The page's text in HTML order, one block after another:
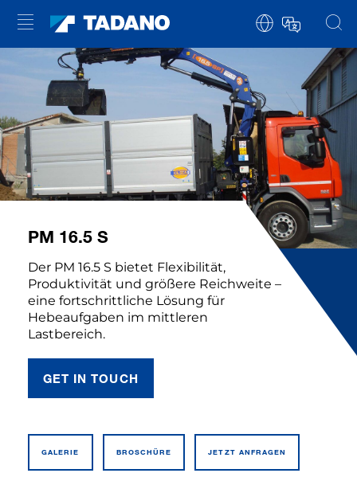
PM 16.5 S
Der PM 16.5 S bietet Flexibilität,
Produktivität und größere Reichweite –
eine fortschrittliche Lösung für
Hebeaufgaben im mittleren
Lastbereich.
GET IN TOUCH
GALERIE BROSCHÜRE JETZT ANFRAGEN